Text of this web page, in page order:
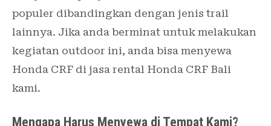
populer dibandingkan dengan jenis trail
lainnya. Jika anda berminat untuk melakukan
kegiatan outdoor ini, anda bisa menyewa
Honda CRF di jasa rental Honda CRF Bali
kami.
Mengapa Harus Menyewa di Tempat Kami?